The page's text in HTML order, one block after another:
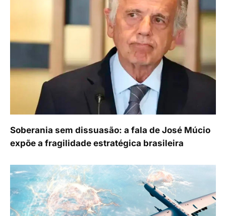
Soberania sem dissuasão: a fala de José Múcio
expõe a fragilidade estratégica brasileira